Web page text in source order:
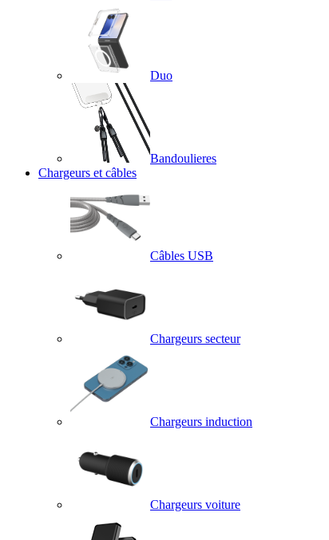
Duo
Bandoulieres
Chargeurs et câbles
Câbles USB
Chargeurs secteur
Chargeurs induction
Chargeurs voiture